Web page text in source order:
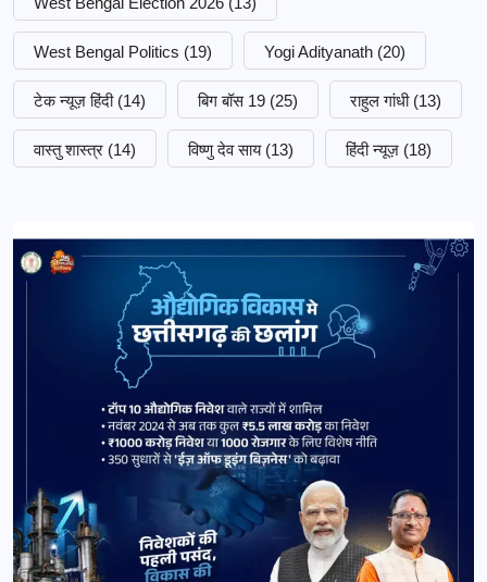
West Bengal Politics (19) Yogi Adityanath (20)
टेक न्यूज़ हिंदी (14) बिग बॉस 19 (25) राहुल गांधी (13)
वास्तु शास्त्र (14) विष्णु देव साय (13) हिंदी न्यूज़ (18)